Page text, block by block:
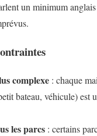
un minimum
complexe : chaque
bateau, véhicule) est
les parcs : certains